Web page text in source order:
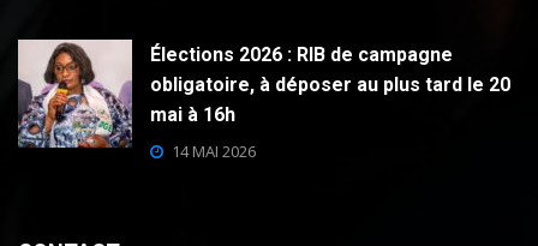
Élections 2026 : RIB de campagne
obligatoire, à déposer au plus tard le 20
mai à 16h
14 MAI 2026